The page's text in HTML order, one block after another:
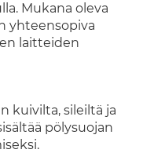
Mukana oleva
yhteensopiva
laitteiden
kuivilta, sileiltä ja
pölysuojan